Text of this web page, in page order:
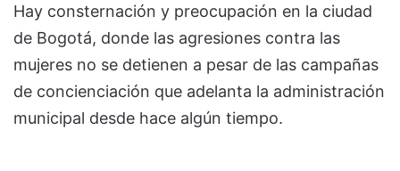
Hay consternación y preocupación en la ciudad
de Bogotá, donde las agresiones contra las
mujeres no se detienen a pesar de las campañas
de concienciación que adelanta la administración
municipal desde hace algún tiempo.